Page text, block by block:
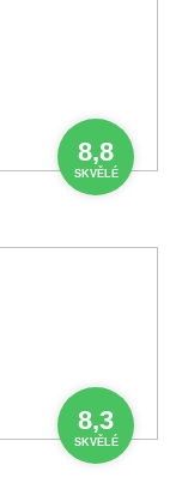
8,8
SKVĚLÉ
8,3
SKVĚLÉ